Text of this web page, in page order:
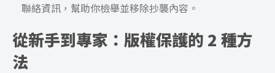
聯絡資訊，幫助你檢舉並移除抄襲內容。
從新手到專家：版權保護的 2 種方
法